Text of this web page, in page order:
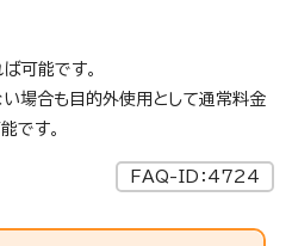
可能です。
い場合も目的外使用として通常料金
です。
FAQ-ID：4724